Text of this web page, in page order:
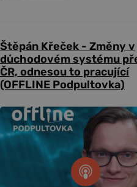
Štěpán Křeček - Změny v
důchodovém systému
ČR, odnesou to pracující
(OFFLINE Podpultovka)